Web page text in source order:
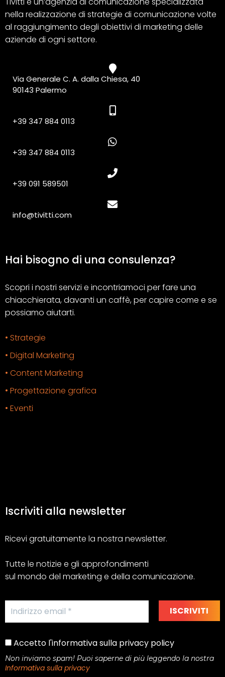
nella realizzazione di strategie di comunicazione volte
al raggiungimento degli obiettivi di marketing delle
aziende di ogni settore.
Via Generale C. A. dalla Chiesa, 40
90143 Palermo
+39 347 884 0113
+39 347 884 0113
+39 091 589501
info@tivitti.com
Hai bisogno di una consulenza?
Scopri i nostri servizi e incontriamoci per fare una
chiacchierata, davanti un caffè, per capire come e se
possiamo aiutarti.
• Strategie
• Digital Marketing
• Content Marketing
• Progettazione grafica
• Eventi
Ricevi gratuitamente la nostra newsletter.
Tutte le notizie e gli approfondimenti
Accetto l'informativa sulla privacy policy
Informativa sulla privacy